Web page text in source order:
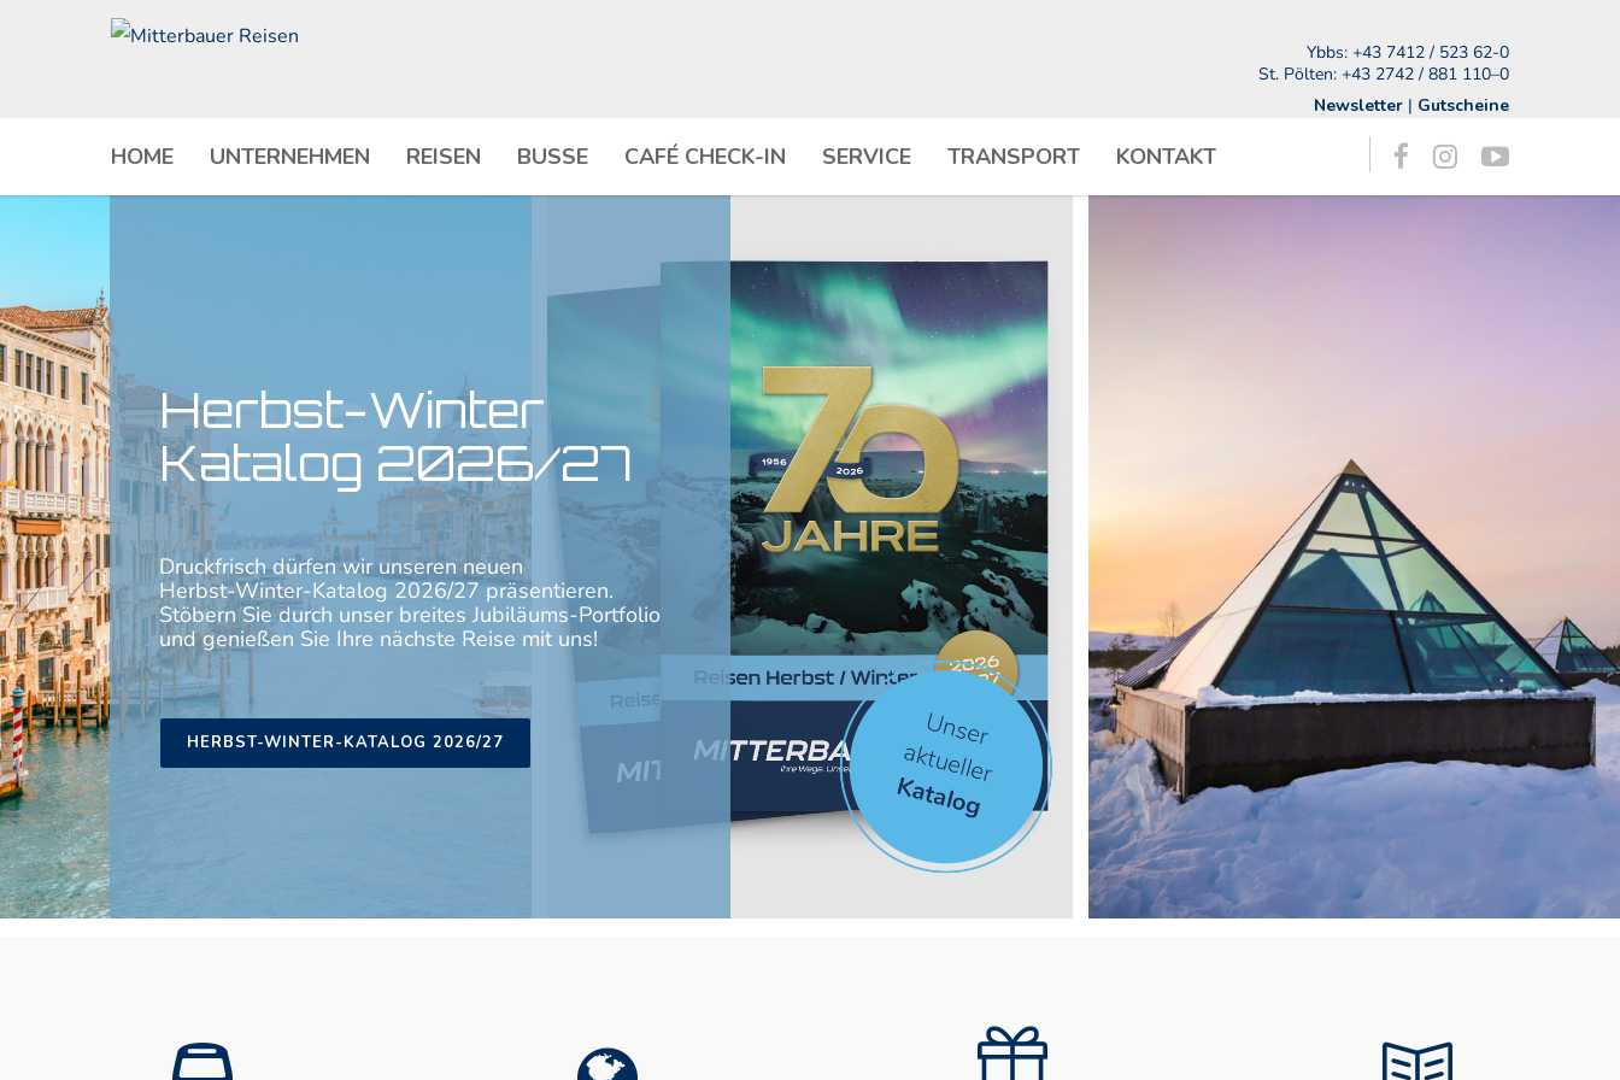
Ybbs: +43 7412 / 523 62-0
St. Pölten: +43 2742 / 881 110–0
Newsletter | Gutscheine
HOME UNTERNEHMEN REISEN BUSSE CAFÉ CHECK-IN SERVICE TRANSPORT KONTAKT
Herbst-Winter
Katalog 2026/27
HERBST-WINTER-KATALOG 2026/27
Druckfrisch dürfen wir unseren neuen
Herbst-Winter-Katalog 2026/27 präsentieren.
Stöbern Sie durch unser breites Jubiläums-Portfolio
und genießen Sie Ihre nächste Reise mit uns!
Sie planen eine Fahrt mit einer
Stöbern Sie durch unser
KAUFEN
Zeit für neue Wege? Lassen Sie sich